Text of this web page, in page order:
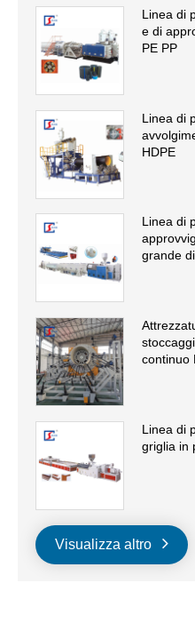
Linea di
e di
PE PP
Linea di
HDPE
Linea di
grande
continuo
Linea di
griglia in
Visualizza altro